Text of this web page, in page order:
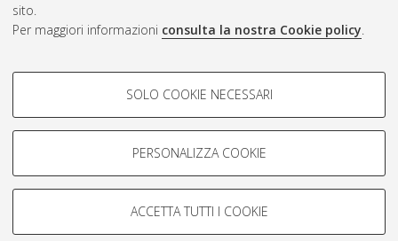
sito.
Per maggiori informazioni consulta la nostra Cookie policy.
COOKIE DI PROFILAZIONE -
Si tratta di cookie utilizzati per analizzare le caratteristiche della
navigazione degli utenti, creare profili in base al loro comportamento
Mostra cookie di profilazione
COOKIE TECNICI - NECESSARI
SOLO COOKIE NECESSARI
PERSONALIZZA COOKIE
ACCETTA TUTTI I COOKIE
AMS Laurea
Impostazioni Cookie
Informativa sulla privacy
Condizioni d’uso del sito